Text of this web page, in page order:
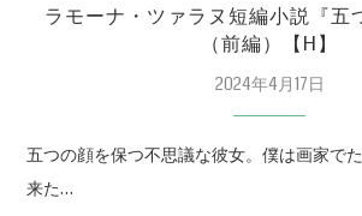
ラモーナ・ツァラヌ短編小説『五
（前編）【H】
2024年4月17日
五つの顔を保つ不思議な彼女。僕は画家で
来た…